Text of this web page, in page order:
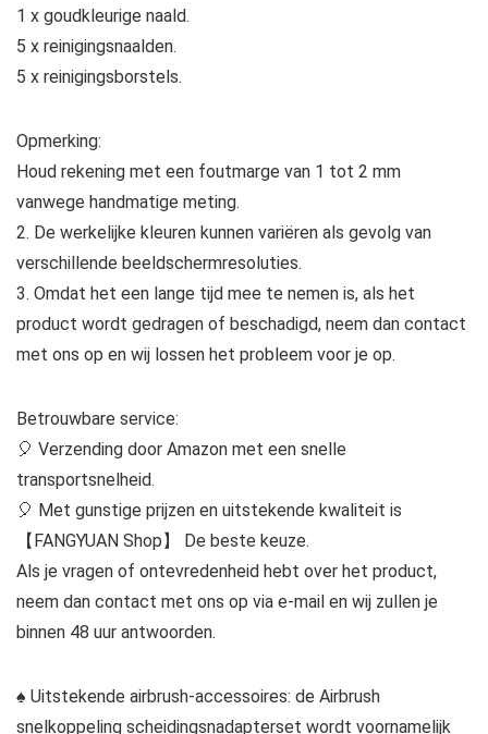
1 x goudkleurige naald.
5 x reinigingsnaalden.
5 x reinigingsborstels.
Opmerking:
Houd rekening met een foutmarge van 1 tot 2 mm
vanwege handmatige meting.
2. De werkelijke kleuren kunnen variëren als gevolg van
verschillende beeldschermresoluties.
3. Omdat het een lange tijd mee te nemen is, als het
product wordt gedragen of beschadigd, neem dan contact
met ons op en wij lossen het probleem voor je op.
Betrouwbare service:
🎈 Verzending door Amazon met een snelle
transportsnelheid.
🎈 Met gunstige prijzen en uitstekende kwaliteit is
【FANGYUAN Shop】 De beste keuze.
Als je vragen of ontevredenheid hebt over het product,
neem dan contact met ons op via e-mail en wij zullen je
binnen 48 uur antwoorden.
♠ Uitstekende airbrush-accessoires: de Airbrush
snelkoppeling scheidingsnadapterset wordt voornamelijk